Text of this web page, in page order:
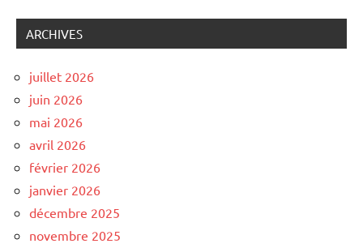
ARCHIVES
juillet 2026
juin 2026
mai 2026
avril 2026
février 2026
janvier 2026
décembre 2025
novembre 2025